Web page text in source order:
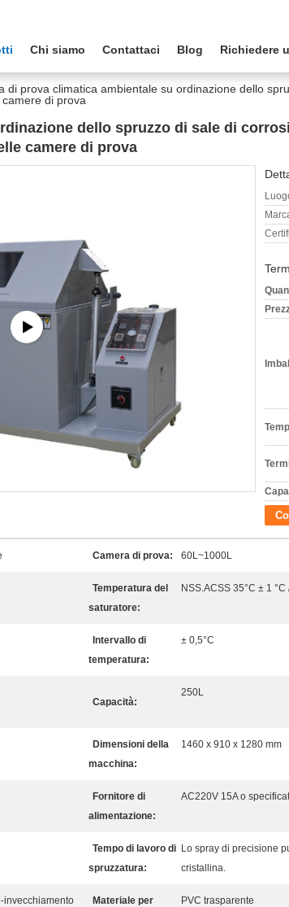
Chi siamo Contattaci Blog Richiedere
di prova climatica ambientale su ordinazione dello
di prova
dello spruzzo di sale di
camere di prova
Camera di prova: 60L~1000L
Temperatura del
saturatore:
NSS.ACSS 35°C ± 1
Intervallo di
temperatura:
± 0,5°C
Capacità:
250L
Dimensioni della
macchina:
1460 x 910 x 1280 mm
Fornitore di
alimentazione:
AC220V 15A o
Tempo di lavoro di
spruzzatura:
Lo spray di precisione
cristallina.
invecchiamento
Materiale per
PVC trasparente